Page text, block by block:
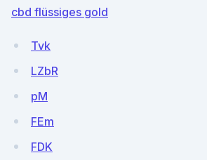
cbd flüssiges gold
Tvk
LZbR
pM
FEm
FDK